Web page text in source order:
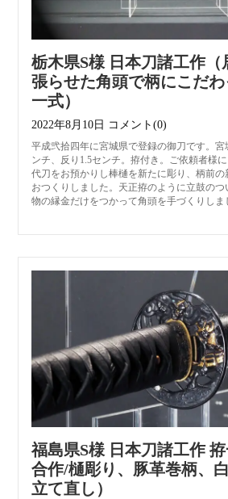
栃木県S様 日本刀諸工作（
張らせた角頭で柄にこだ
一式）
2022年8月10日 コメント(0)
平成弐拾四年に宮城県で登録の御刀です。宮
ンチ、反り1.5センチ。拵付き。ご依頼者様
代刀をお預かりし棒樋を新たに彫り、柄前
おつくりしました。天正拵のように立鼓の
物の縁金だけをつかって角頭を手づくりしま
福島県S様 日本刀諸工作
合作/樋彫り、豚革巻柄、
立て直し）